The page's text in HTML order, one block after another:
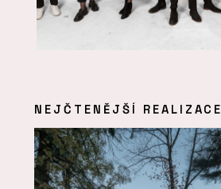
NEJČTENĚJŠÍ REALIZACE